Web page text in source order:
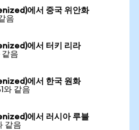
에서 중국 위안화
음
에서 터키 리라
음
에서 한국 원화
와 같음
에서 러시아 루블
같음